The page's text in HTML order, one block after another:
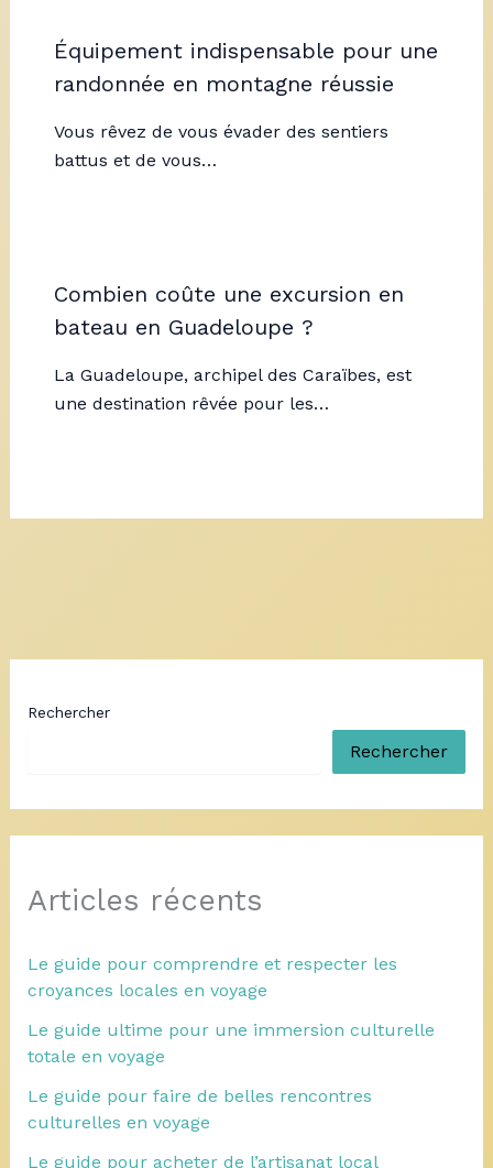
Équipement indispensable pour une
randonnée en montagne réussie
Vous rêvez de vous évader des sentiers
battus et de vous…
Combien coûte une excursion en
bateau en Guadeloupe ?
La Guadeloupe, archipel des Caraïbes, est
une destination rêvée pour les…
Rechercher
Rechercher
Articles récents
Le guide pour comprendre et respecter les
croyances locales en voyage
Le guide ultime pour une immersion culturelle
totale en voyage
Le guide pour faire de belles rencontres
culturelles en voyage
Le guide pour acheter de l’artisanat local